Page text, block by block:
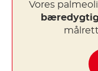
Vores